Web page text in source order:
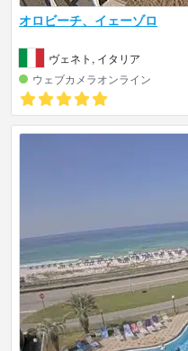
オロビーチ、イェーゾロ
ヴェネト, イタリア
ウェブカメラオンライン